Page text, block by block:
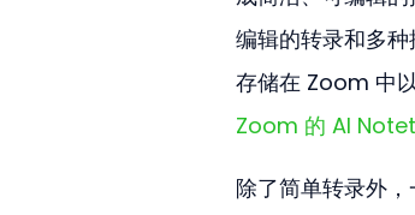
编辑的转录和多
存储在 Zoom 中
Zoom 的 AI
除了简单转录外